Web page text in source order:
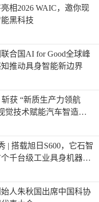
相2026 WAIC，邀你现
黑科技
合国AI for Good全球峰
推动具身智能新边界
获 “新质生产力领航
觉技术赋能汽车智造，
升
| 搭载旭日S600，它石智
千台级工业具身机器人
人朱秋国出席中国科协